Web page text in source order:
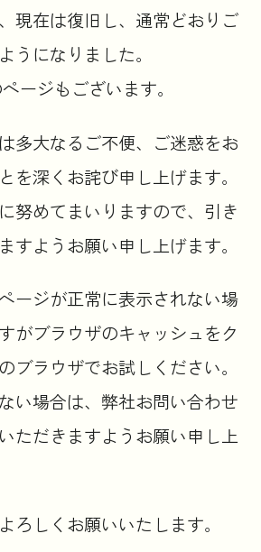
現在は復旧し、通常どおりご
うになりました。
ージもございます。
多大なるご不便、ご迷惑をお
を深くお詫び申し上げます。
努めてまいりますので、引き
すようお願い申し上げます。
ージが正常に表示されない場
がブラウザのキャッシュをク
ブラウザでお試しください。
い場合は、弊社お問い合わせ
ただきますようお願い申し上
ろしくお願いいたします。